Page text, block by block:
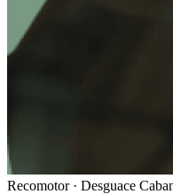
Recomotor · Desguace